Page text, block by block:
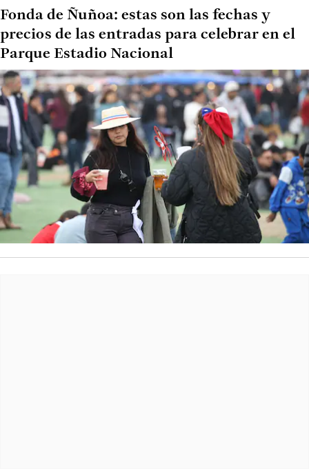
Fonda de Ñuñoa: estas son las fechas y
precios de las entradas para celebrar en el
Parque Estadio Nacional